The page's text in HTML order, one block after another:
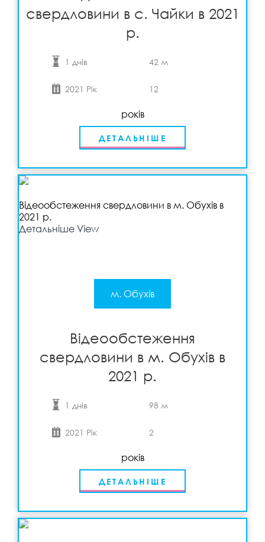
свердловини в с. Чайки в 2021
р.
1 днів 42 м
2021 Рік 12
років
ДЕТАЛЬНІШЕ
Відеообстеження свердловини в м. Обухів в
2021 р.
Детальніше View
м. Обухів
Відеообстеження
свердловини в м. Обухів в
2021 р.
1 днів 98 м
2021 Рік 2
років
ДЕТАЛЬНІШЕ